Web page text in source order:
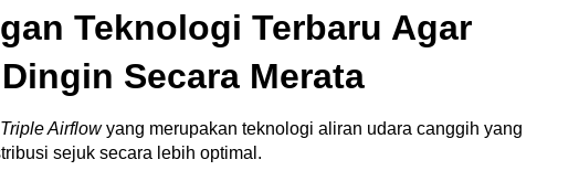
Teknologi Terbaru Agar
Secara Merata
Triple Airflowyang merupakan teknologi aliran udara canggih yang
sejuk secara lebih optimal.